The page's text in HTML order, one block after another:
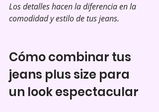
Los detalles hacen la diferencia en la
comodidad y estilo de tus jeans.
Cómo combinar tus
jeans plus size para
un look espectacular